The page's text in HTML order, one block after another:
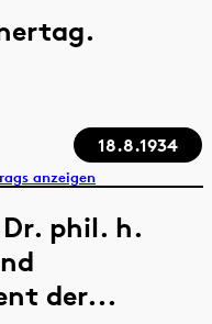
18.8.1934
anzeigen
phil. h.
der...